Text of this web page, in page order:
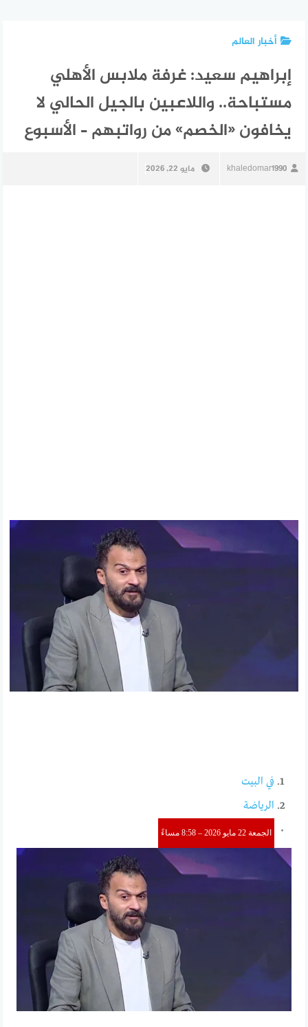
أخبار العالم
إبراهيم سعيد: غرفة ملابس الأهلي
مستباحة.. واللاعبين بالجيل الحالي لا
يخافون «الخصم» من رواتبهم – الأسبوع
khaledomar1990 مايو 22, 2026
في البيت
الرياضة
الجمعة 22 مايو 2026 – 8:58 مساءً